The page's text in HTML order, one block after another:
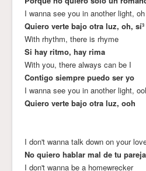
I wanna see you in another light,
Quiero verte bajo otra luz, oh, sí³
With rhythm, there is rhyme
Si hay ritmo, hay rima
With you, there always can be I
Contigo siempre puedo ser yo
I wanna see you in another light,
Quiero verte bajo otra luz, ooh
I don't wanna talk down on your
No quiero hablar mal de tu
I don't wanna be a homewrecker